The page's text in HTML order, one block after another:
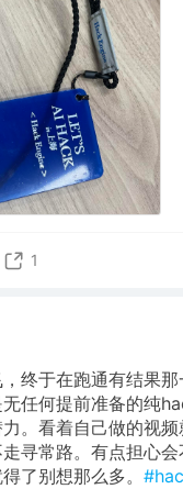
1
终于在跑通有结果
任何提前准备的纯
。看着自己做的视
寻常路。有点担心
了别想那么多。